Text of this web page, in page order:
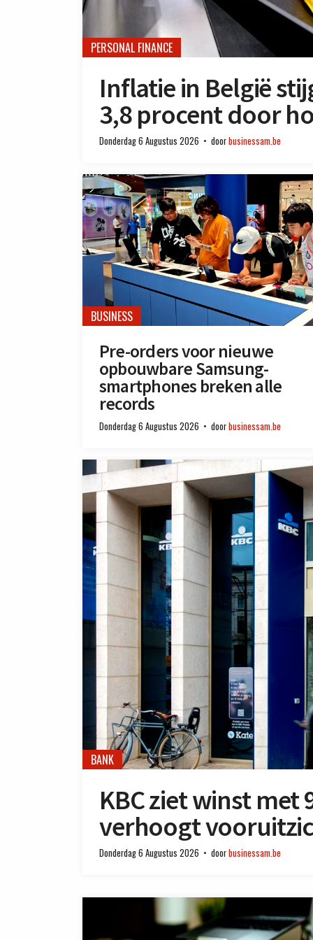
PERSONAL FINANCE
Inflatie in België
3,8 procent door
Donderdag 6 Augustus 2026 doorbusinessam.be
BUSINESS
Pre-orders voor nieuwe
opbouwbare Samsung-
smartphones breken alle
records
Donderdag 6 Augustus 2026 doorbusinessam.be
BANK
KBC ziet winst met
verhoogt
Donderdag 6 Augustus 2026 doorbusinessam.be